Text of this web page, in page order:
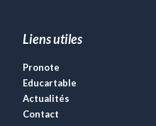
Liens utiles
Pronote
Educartable
Actualités
Contact